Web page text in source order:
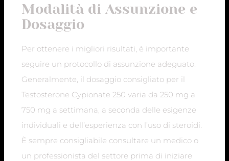
Modalità di Assunzione e
Dosaggio
Per ottenere i migliori risultati, è importante
seguire un protocollo di assunzione adeguato.
Generalmente, il dosaggio consigliato per il
Testosterone Cypionate 250 varia da 250 mg a
750 mg a settimana, a seconda delle esigenze
individuali e dell’esperienza con l’uso di steroidi.
È sempre consigliabile consultare un medico o
un professionista del settore prima di iniziare